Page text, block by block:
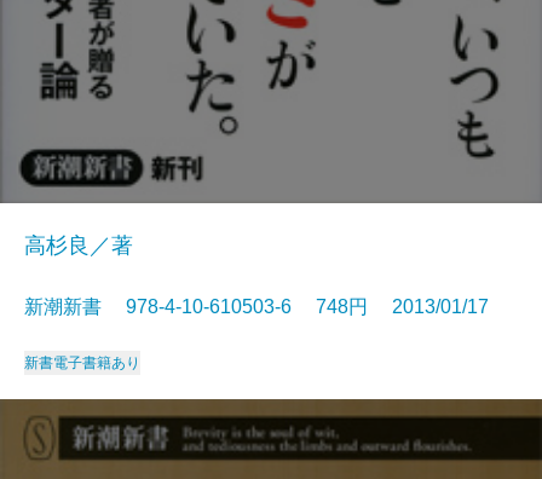
高杉良／著
新潮新書 978-4-10-610503-6 748円 2013/01/17
新書電子書籍あり